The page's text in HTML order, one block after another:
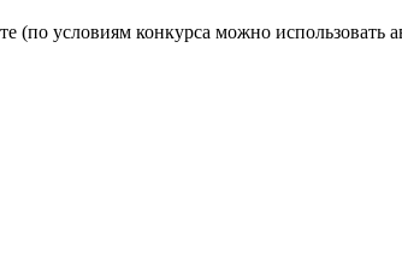
(по условиям конкурса можно использовать